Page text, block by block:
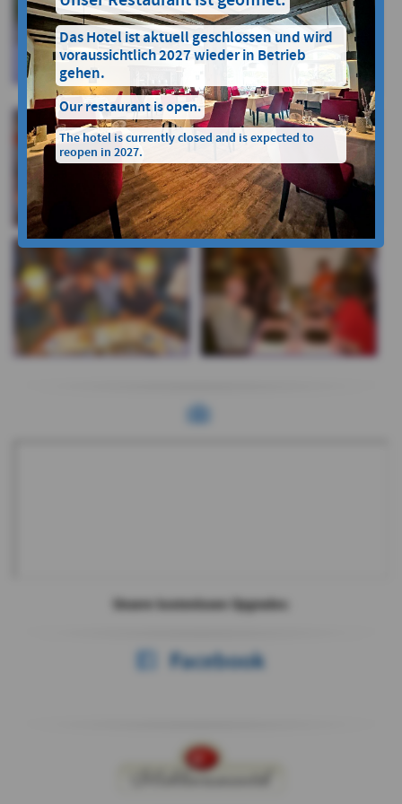
Unsere kostenlosen Upgrades:
Facebook
Das Hotel ist aktuell geschlossen und wird
voraussichtlich 2027 wieder in Betrieb
gehen.
Our restaurant is open.
The hotel is currently closed and is expected to
reopen in 2027.